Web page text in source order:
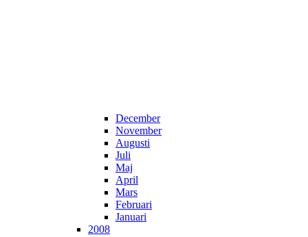
December
November
Augusti
Juli
Maj
April
Mars
Februari
Januari
2008